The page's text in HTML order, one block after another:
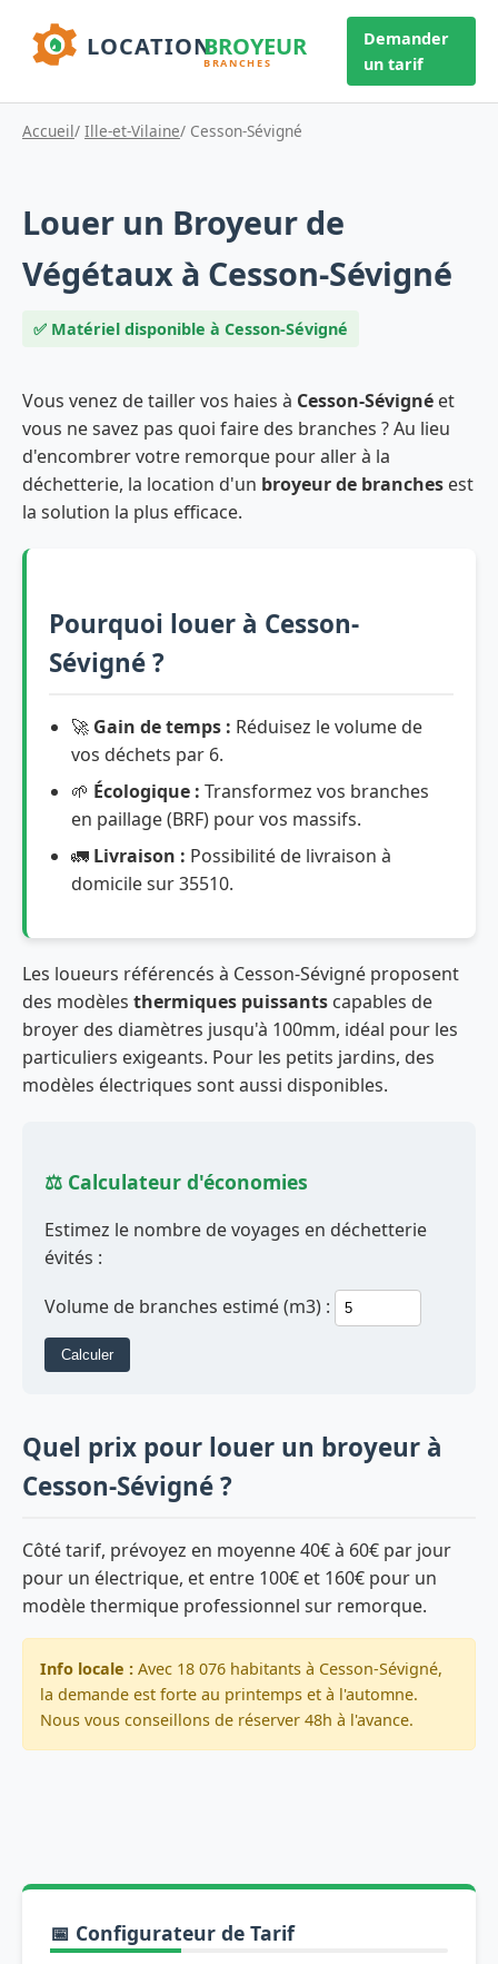
Demander
un tarif
Accueil/ Ille-et-Vilaine/ Cesson-Sévigné
Louer un Broyeur de
Végétaux à Cesson-Sévigné
✅ Matériel disponible à Cesson-Sévigné
Vous venez de tailler vos haies à Cesson-Sévigné et
vous ne savez pas quoi faire des branches ? Au lieu
d'encombrer votre remorque pour aller à la
déchetterie, la location d'un broyeur de branches est
la solution la plus efficace.
Pourquoi louer à Cesson-
Sévigné ?
🚀 Gain de temps : Réduisez le volume de
vos déchets par 6.
🌱 Écologique : Transformez vos branches
en paillage (BRF) pour vos massifs.
🚛 Livraison : Possibilité de livraison à
domicile sur 35510.
Les loueurs référencés à Cesson-Sévigné proposent
des modèles thermiques puissants capables de
broyer des diamètres jusqu'à 100mm, idéal pour les
particuliers exigeants. Pour les petits jardins, des
modèles électriques sont aussi disponibles.
⚖️ Calculateur d'économies
Estimez le nombre de voyages en déchetterie
évités :
Volume de branches estimé (m3) :
Calculer
Quel prix pour louer un broyeur à
Cesson-Sévigné ?
Côté tarif, prévoyez en moyenne 40€ à 60€ par jour
pour un électrique, et entre 100€ et 160€ pour un
modèle thermique professionnel sur remorque.
Info locale : Avec 18 076 habitants à Cesson-Sévigné,
la demande est forte au printemps et à l'automne.
Nous vous conseillons de réserver 48h à l'avance.
📅 Configurateur de Tarif